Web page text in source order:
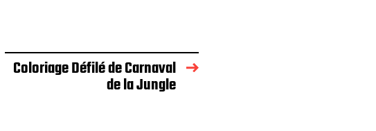
Coloriage Défilé de Carnaval
de la Jungle